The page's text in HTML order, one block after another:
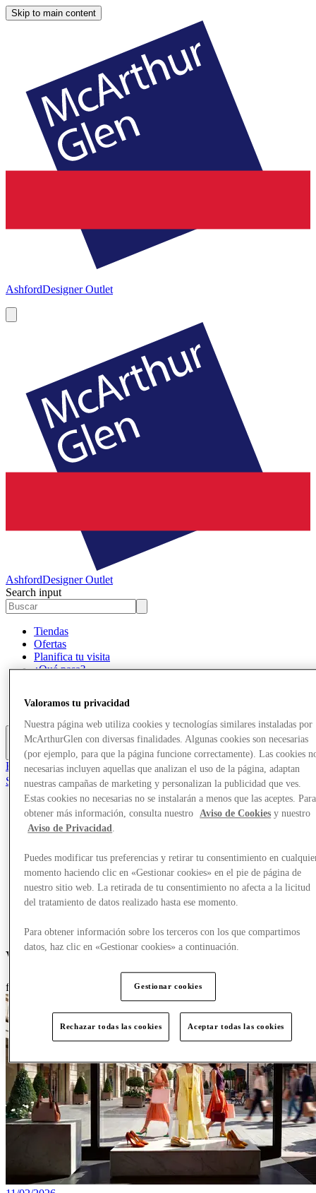
Skip to main content
AshfordDesigner Outlet
AshfordDesigner Outlet
Search input
Tiendas
Ofertas
Planifica tu visita
¿Qué pasa?
Servicios
Más
El Club
Salvado
Tiendas
Ofertas
¿Qué pasa?
Comer y beber
Servicios
Más
What's on
featured
Valoramos tu privacidad
Nuestra página web utiliza cookies y tecnologías similares instaladas por
McArthurGlen con diversas finalidades. Algunas cookies son necesarias
(por ejemplo, para que la página funcione correctamente). Las cookies
necesarias incluyen aquellas que analizan el uso de la página, adaptan
nuestras campañas de marketing y personalizan la publicidad que ves.
Estas cookies no necesarias no se instalarán a menos que las aceptes. Para
obtener más información, consulta nuestro
Aviso de Cookies y nuestro
Aviso de Privacidad.
Puedes modificar tus preferencias y retirar tu consentimiento en
momento haciendo clic en «Gestionar cookies» en el pie de página de
nuestro sitio web. La retirada de tu consentimiento no afecta a la licitud
del tratamiento de datos realizado hasta ese momento.
Para obtener información sobre los terceros con los que compartimos
datos, haz clic en «Gestionar cookies» a continuación.
Gestionar cookies
Rechazar todas las cookies Aceptar todas las cookies